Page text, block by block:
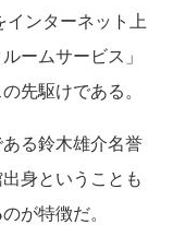
ンターネット上
ームサービス」
先駆けである。
る鈴木雄介名誉
身ということも
のが特徴だ。